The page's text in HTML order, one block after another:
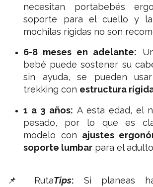
necesitan portabebés
soporte para el cuello y la
mochilas rígidas no son
6-8 meses en adelante:
bebé puede sostener su
sin ayuda, se pueden
trekking con estructura
1 a 3 años: A esta edad, el
pesado, por lo que es
modelo con ajustes
soporte lumbar para el
📌 RutaTips: Si planeas